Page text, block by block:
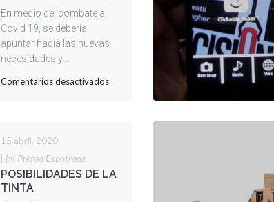
En medio del combate al
Covid 19, se debería
apuntar hacia las nuevas
necesidades y...
Comentarios desactivadosen
ATENCIÓN
15 abril, 2020
| by Prensa Expotrade
POSIBILIDADES DE LA
TINTA